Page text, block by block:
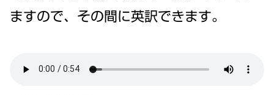
ますので、その間に英訳できます。